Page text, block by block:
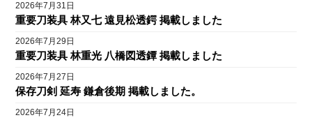
2026年7月31日
重要刀装具 林又七 遠見松透鍔 掲載しました
2026年7月29日
重要刀装具 林重光 八橋図透鐔 掲載しました
2026年7月27日
保存刀剣 延寿 鎌倉後期 掲載しました。
2026年7月24日